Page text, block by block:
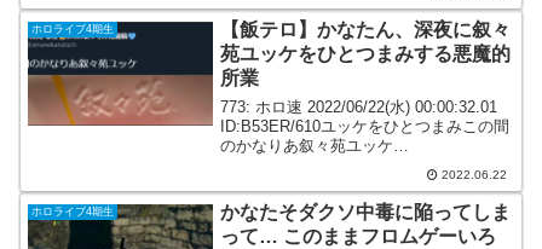
ホロライブ4期生
【飯テロ】かなたん、深夜に叙々
苑ユッケをひとつまみする悪魔的
所業
773: ホロ速 2022/06/22(水) 00:00:32.01
ID:B53ER/610ユッケをひとつまみこの間
のかなりあ叙々苑ユッケ
pic.twitter.com/jAFPfcOJ4X— 天音かな
た💫Drain歌ってみた投稿💙 (...
2022.06.22
ホロライブ4期生
かなたそダクソ中毒に陥ってしま
って… このままフロムゲーいろ